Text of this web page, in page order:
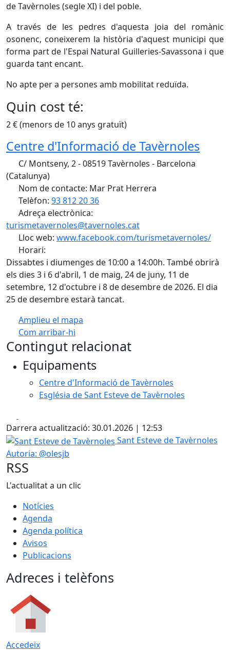
de Tavèrnoles (segle XI) i del poble.
A través de les pedres d'aquesta joia del romànic
osonenc, coneixerem la història d'aquest municipi que
forma part de l'Espai Natural Guilleries-Savassona i que
guarda tant encant.
No apte per a persones amb mobilitat reduïda.
Quin cost té:
2 € (menors de 10 anys gratuït)
Centre d'Informació de Tavèrnoles
C/ Montseny, 2 - 08519 Tavèrnoles - Barcelona
(Catalunya)
Nom de contacte: Mar Prat Herrera
Telèfon: 93 812 20 36
Adreça electrònica:
turismetavernoles@tavernoles.cat
Lloc web: www.facebook.com/turismetavernoles/
Horari:
Dissabtes i diumenges de 10:00 a 14:00h. També obrirà
els dies 3 i 6 d'abril, 1 de maig, 24 de juny, 11 de
setembre, 12 d'octubre i 8 de desembre de 2026. El dia
25 de desembre estarà tancat.
Amplieu el mapa
Com arribar-hi
+
Contingut relacionat
Equipaments
Centre d'Informació de Tavèrnoles
Església de Sant Esteve de Tavèrnoles
Darrera actualització: 30.01.2026 | 12:53
Sant Esteve de Tavèrnoles
Sant Esteve de Tavèrnoles
Autoria: @olesjb
RSS
L'actualitat a un clic
Notícies
Agenda
Agenda política
Avisos
Publicacions
Adreces i telèfons
Accedeix